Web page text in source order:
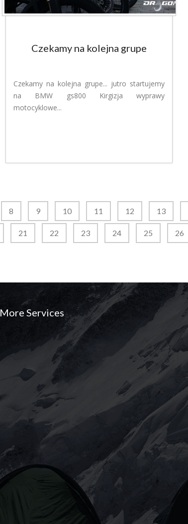
Czekamy na kolejna grupe
Czekamy na kolejna grupe... jutro startujemy
na BMW gs800 Kirgizja wyprawy
motocyklowe...
8 9 10 11 12 13
21 22 23 24 25 26
More Services